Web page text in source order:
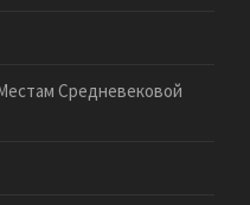
Средневековой